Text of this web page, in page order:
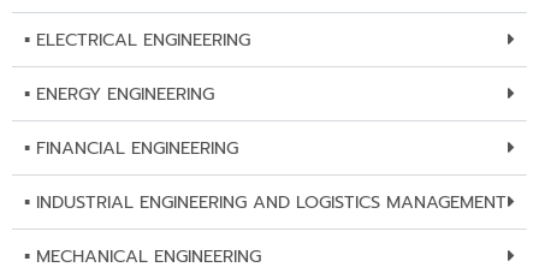
▪︎ ELECTRICAL ENGINEERING
▪︎ ENERGY ENGINEERING
▪︎ FINANCIAL ENGINEERING
▪︎ INDUSTRIAL ENGINEERING AND LOGISTICS MANAGEMENT
▪︎ MECHANICAL ENGINEERING